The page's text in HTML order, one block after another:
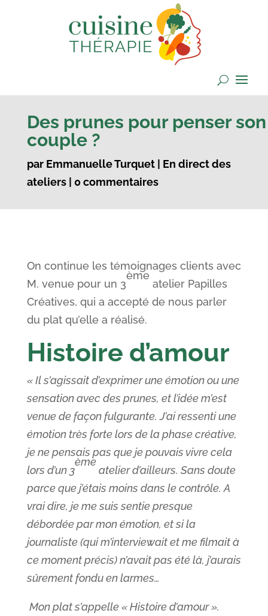
Des prunes pour penser son
couple ?
par Emmanuelle Turquet| En direct des
ateliers| 0 commentaires
On continue les témoignages clients avec
M. venue pour un 3
ème
atelier Papilles
Créatives, qui a accepté de nous parler
du plat qu’elle a réalisé.
Histoire d’amour
« Il s’agissait d’exprimer une émotion ou une
sensation avec des prunes, et l’idée m’est
venue de façon fulgurante. J’ai ressenti une
émotion très forte lors de la phase créative,
je ne pensais pas que je pouvais vivre cela
lors d’un 3
ème
atelier d’ailleurs. Sans doute
parce que j’étais moins dans le contrôle. A
vrai dire, je me suis sentie presque
débordée par mon émotion, et si la
journaliste (qui m’interviewait et me filmait à
ce moment précis) n’avait pas été là, j’aurais
sûrement fondu en larmes…
Mon plat s’appelle « Histoire d’amour ».